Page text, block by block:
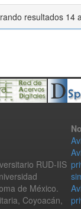
resultados 14
RUD-IIS
de México.
Coyoacán,